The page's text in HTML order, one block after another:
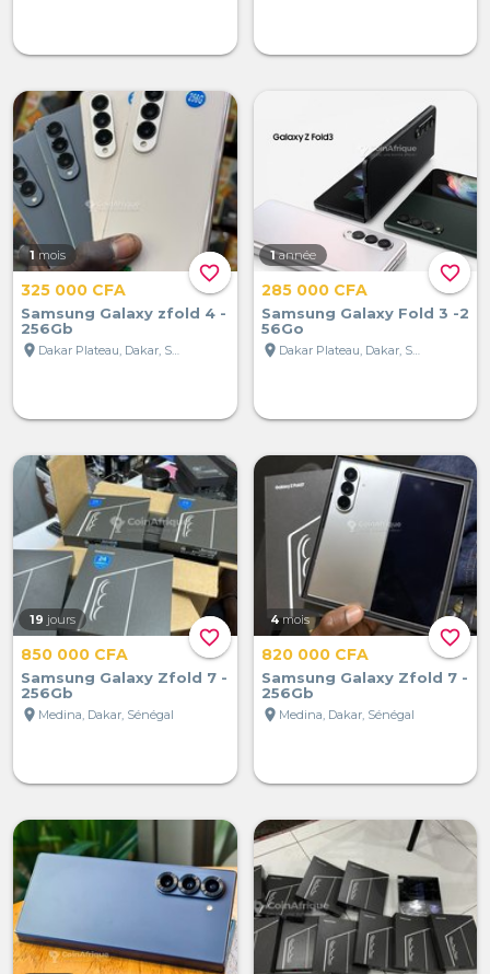
favorite_border
1 mois
325 000 CFA
Samsung Galaxy zfold 4 -
256Gb
location_on
Dakar Plateau, Dakar, Sénégal
favorite_border
1 année
285 000 CFA
Samsung Galaxy Fold 3 -2
56Go
location_on
Dakar Plateau, Dakar, Sénégal
favorite_border
19 jours
850 000 CFA
Samsung Galaxy Zfold 7 -
256Gb
location_on Medina, Dakar, Sénégal
favorite_border
4 mois
820 000 CFA
Samsung Galaxy Zfold 7 -
256Gb
location_on Medina, Dakar, Sénégal